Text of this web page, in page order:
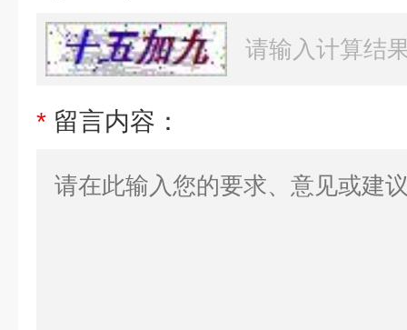
* 留言内容：